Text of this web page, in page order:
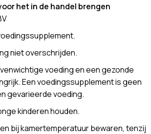
het in de handel brengen
niet overschrijden.
voeding en een gezonde
Een voedingssupplement is geen
gevarieerde voeding.
kinderen houden.
bij kamertemperatuur bewaren, tenzij